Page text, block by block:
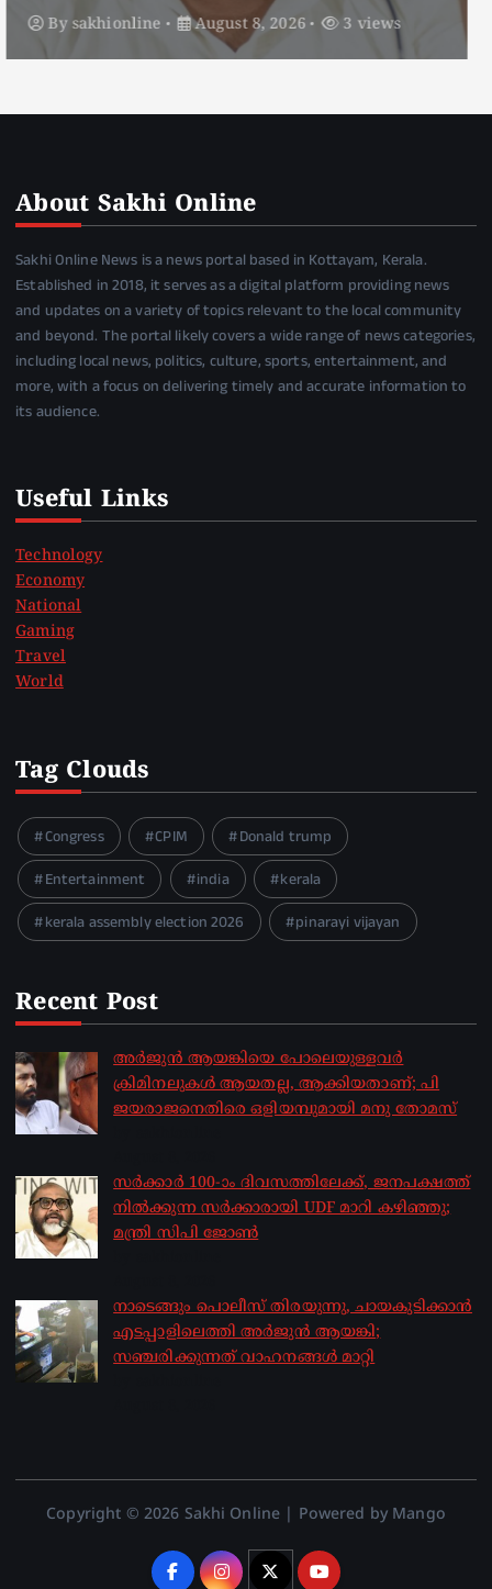
Bysakhionline August 8, 2026 5 views
About Sakhi Online
Sakhi Online News is a news portal based in Kottayam, Kerala.
Established in 2018, it serves as a digital platform providing news
and updates on a variety of topics relevant to the local community
and beyond. The portal likely covers a wide range of news categories,
including local news, politics, culture, sports, entertainment, and
more, with a focus on delivering timely and accurate information to
its audience.
Useful Links
Technology
Economy
National
Gaming
Travel
World
Tag Clouds
Congress CPIM
Donald trump
Entertainment
india
kerala
kerala assembly election 2026
pinarayi vijayan
Recent Post
അർജുൻ ആയങ്കിയെ പോലെയുള്ളവർ
ക്രിമിനലുകൾ ആയതല്ല, ആക്കിയതാണ്; പി
ജയരാജനെതിരെ ഒളിയമ്പുമായി മനു തോമസ്
സർക്കാർ 100-ാം ദിവസത്തിലേക്ക്, ജനപക്ഷത്ത്
നിൽക്കുന്ന സർക്കാരായി UDF മാറി കഴിഞ്ഞു;
മന്ത്രി സിപി ജോൺ
നാടെങ്ങും പൊലീസ് തിരയുന്നു, ചായകുടിക്കാൻ
എടപ്പാളിലെത്തി അർജുൻ ആയങ്കി;
സഞ്ചരിക്കുന്നത് വാഹനങ്ങൾ മാറ്റി
Copyright © 2026 Sakhi Online | Powered by Mango